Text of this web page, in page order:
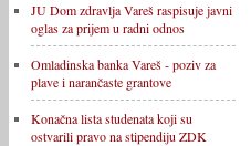
JU Dom zdravlja Vareš raspisuje javni
oglas za prijem u radni odnos
Omladinska banka Vareš - poziv za
plave i narančaste grantove
Konačna lista studenata koji su
ostvarili pravo na stipendiju ZDK